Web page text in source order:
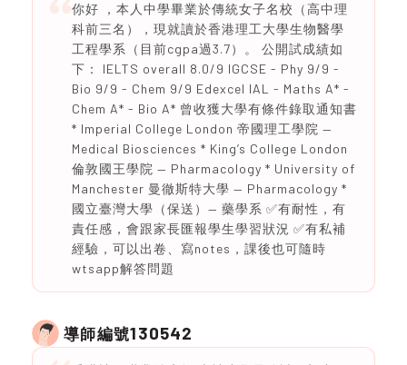
你好 ，本人中學畢業於傳統女子名校（高中理
科前三名），現就讀於香港理工大學生物醫學
工程學系（目前cgpa過3.7）。 公開試成績如
下： IELTS overall 8.0/9 IGCSE - Phy 9/9 -
Bio 9/9 - Chem 9/9 Edexcel IAL - Maths A* -
Chem A* - Bio A* 曾收獲大學有條件錄取通知書
* Imperial College London 帝國理工學院 —
Medical Biosciences * King’s College London
倫敦國王學院 — Pharmacology * University of
Manchester 曼徹斯特大學 — Pharmacology *
國立臺灣大學（保送）— 藥學系 ✅有耐性，有
責任感，會跟家長匯報學生學習狀況 ✅有私補
經驗，可以出卷、寫notes，課後也可隨時
wtsapp解答問題
導師編號130542